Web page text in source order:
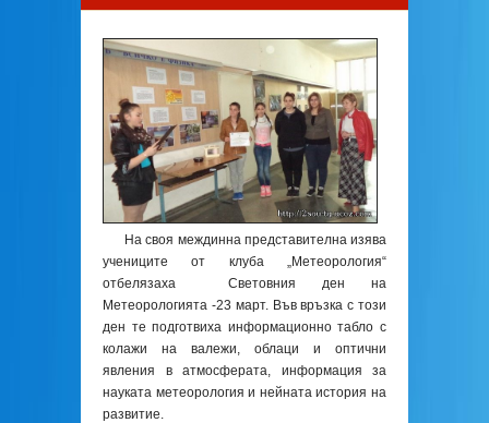
На своя междинна представителна изява
учениците от клуба „Метеoрология“
отбелязаха Световния ден на
Метеорологията -23 март. Във връзка с този
ден те подготвиха информационно табло с
колажи на валежи, облаци и оптични
явления в атмосферата, информация за
науката метеорология и нейната история на
развитие.